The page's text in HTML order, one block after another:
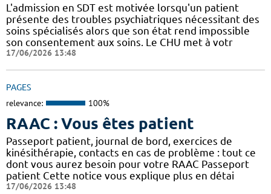
L'admission en SDT est motivée lorsqu'un patient
présente des troubles psychiatriques nécessitant des
soins spécialisés alors que son état rend impossible
son consentement aux soins. Le CHU met à votr
17/06/2026 13:48
PAGES
relevance: 100%
RAAC : Vous êtes patient
Passeport patient, journal de bord, exercices de
kinésithérapie, contacts en cas de problème : tout ce
dont vous aurez besoin pour votre RAAC Passeport
patient Cette notice vous explique plus en détai
17/06/2026 13:48